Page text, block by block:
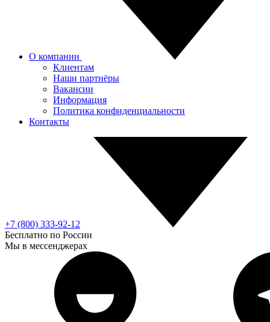
О компании
Клиентам
Наши партнёры
Вакансии
Информация
Политика конфиденциальности
Контакты
+7 (800) 333-92-12
Бесплатно по России
Мы в мессенджерах